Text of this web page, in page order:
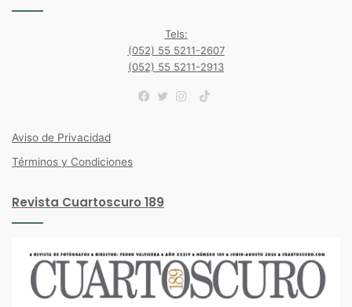
Tels:
(052) 55 5211-2607
(052) 55 5211-2913
TikTok
Aviso de Privacidad
Términos y Condiciones
Revista Cuartoscuro 189